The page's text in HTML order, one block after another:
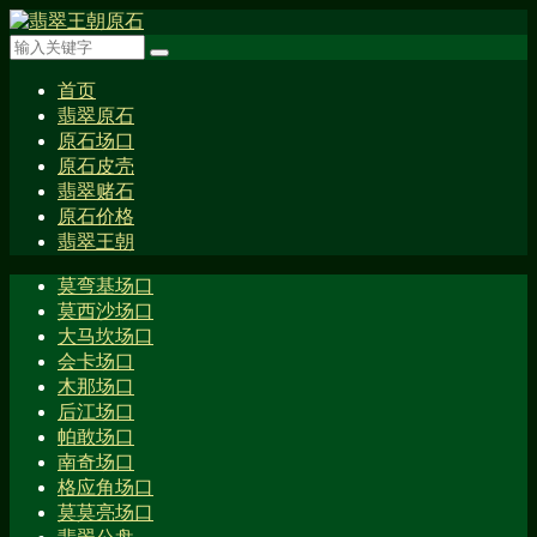
首页
翡翠原石
原石场口
原石皮壳
翡翠赌石
原石价格
翡翠王朝
莫弯基场口
莫西沙场口
大马坎场口
会卡场口
木那场口
后江场口
帕敢场口
南奇场口
格应角场口
莫莫亮场口